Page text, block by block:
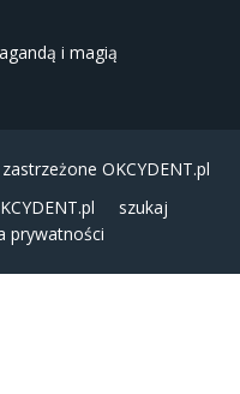
i magią
OKCYDENT.pl
szukaj
prywatności